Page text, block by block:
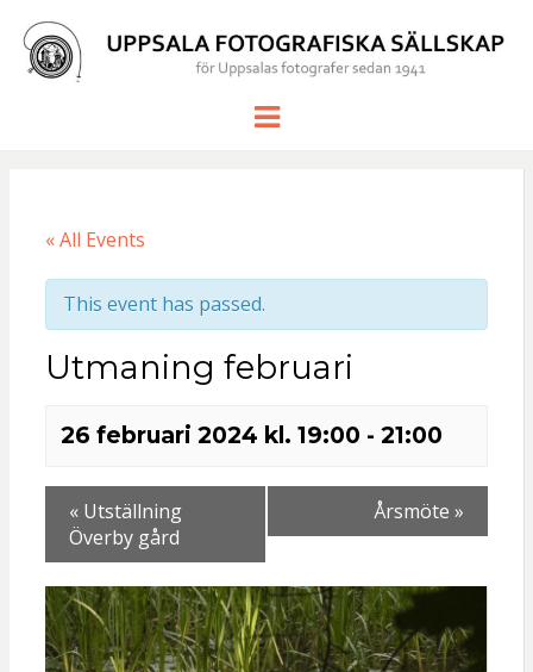
UPPSALA
Meny
« All Events
This event has passed.
Utmaning februari
26 februari 2024 kl. 19:00 - 21:00
«Utställning
Överby gård
Årsmöte »